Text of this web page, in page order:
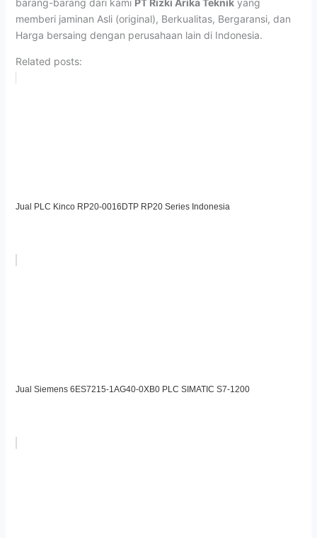
memberi jaminan Asli (original), Berkualitas, Bergaransi, dan
Harga bersaing dengan perusahaan lain di Indonesia.
Related posts:
Jual PLC Kinco RP20-0016DTP RP20 Series Indonesia
Jual Siemens 6ES7215-1AG40-0XB0 PLC SIMATIC S7-1200